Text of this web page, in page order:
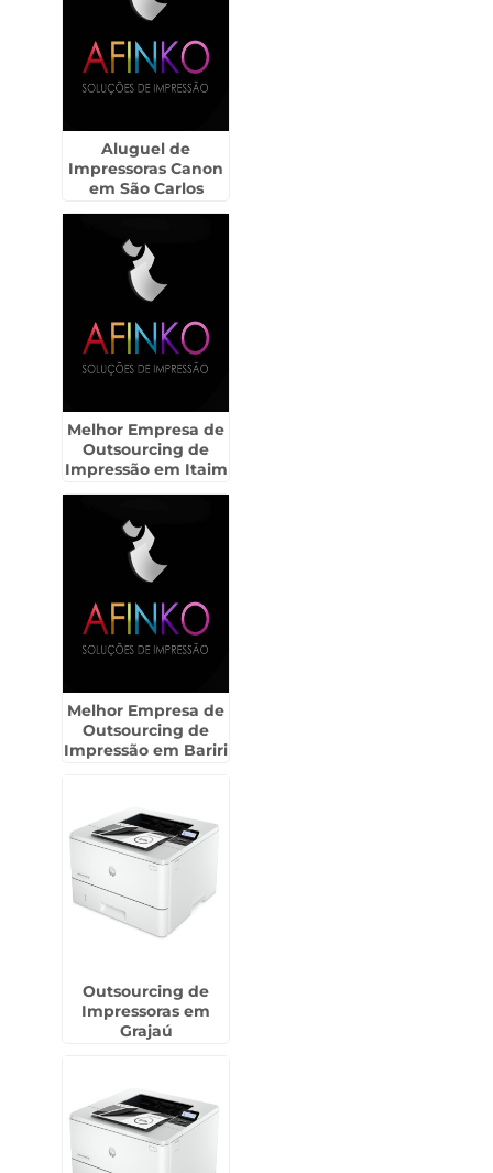
Aluguel de
Impressoras Canon
em São Carlos
Melhor Empresa de
Outsourcing de
Impressão em Itaim
Melhor Empresa de
Outsourcing de
Impressão em Bariri
Outsourcing de
Impressoras em
Grajaú